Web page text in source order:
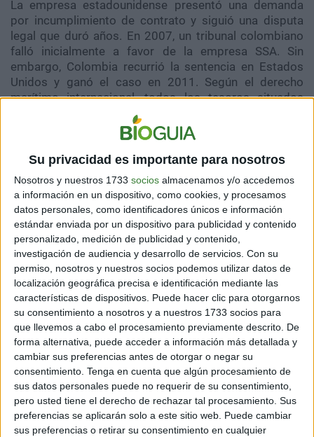
Su privacidad es importante para nosotros
Nosotros y nuestros 1733 socios almacenamos y/o accedemos
a información en un dispositivo, como cookies, y procesamos
datos personales, como identificadores únicos e información
estándar enviada por un dispositivo para publicidad y contenido
personalizado, medición de publicidad y contenido,
investigación de audiencia y desarrollo de servicios. Con su
permiso, nosotros y nuestros socios podemos utilizar datos de
localización geográfica precisa e identificación mediante las
características de dispositivos. Puede hacer clic para otorgarnos
su consentimiento a nosotros y a nuestros 1733 socios para
que llevemos a cabo el procesamiento previamente descrito. De
forma alternativa, puede acceder a información más detallada y
cambiar sus preferencias antes de otorgar o negar su
consentimiento. Tenga en cuenta que algún procesamiento de
sus datos personales puede no requerir de su consentimiento,
pero usted tiene el derecho de rechazar tal procesamiento. Sus
preferencias se aplicarán solo a este sitio web. Puede cambiar
sus preferencias o retirar su consentimiento en cualquier
La empresa estadounidense presentó una demanda
por incumplimiento de contrato y siguió una disputa
legal que duró años. En 2007, un tribunal colombiano
falló inicialmente a favor de la empresa SSA. Sin
embargo, Colombia recurrió la sentencia en Estados
Unidos y ganó el caso en 2011. Según el derecho
marítimo internacional, todos los tesoros situados
hasta 12 millas náuticas de la costa pertenecen al país
respectivo. Pero, ¿tenía realmente jurisdicción este
tribunal estadounidense?
de los Bienes en los Fondos Marinos, un hallazgo de
este tipo pertenece en realidad al país de origen, en
este caso al propietario del barco, España. Pero
Colombia no ha firmado esta convención de la
UNESCO.
En 2015, Colombia contrató a una empresa de
salvamento estadounidense que pudo localizar los
restos del naufragio cerca de la península de Barú a
finales de noviembre de ese año e identificarlos
inequívocamente por los distintivos de los cañones. En
el vídeo se pueden ver claramente entre los restos los
cañones decorados con delfines y caballos, monedas
de oro y plata y otros tesoros como porcelana china.
Desde entonces, se han hecho públicas nuevas
imágenes del galeón.